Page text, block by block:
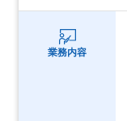
業務内容